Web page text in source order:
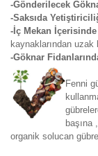
-Gönderilecek
-Saksıda
-İç Mekan
kaynaklarından uzak
-Göknar
Fenni
başına
organik solucan